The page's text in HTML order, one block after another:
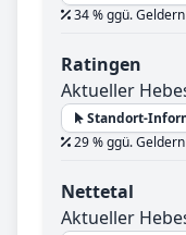
34 % ggü.
Ratingen
Aktueller
Standort-
29 % ggü.
Nettetal
Aktueller